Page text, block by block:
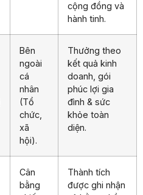
cộng đồng và
hành tinh.
Bên
ngoài
cá
nhân
(Tổ
chức,
xã
hội).
Thưởng theo
kết quả kinh
doanh, gói
phúc lợi gia
đình & sức
khỏe toàn
diện.
Cân
bằng
Thành tích
được ghi nhận